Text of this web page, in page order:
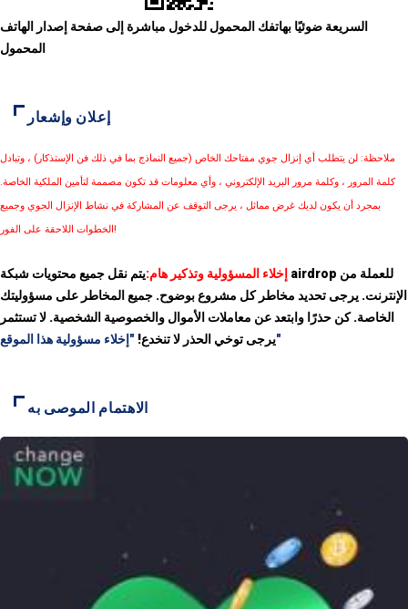
السريعة ضوئيًا بهاتفك المحمول للدخول مباشرة إلى صفحة إصدار الهاتف
المحمول
إعلان وإشعار
ملاحظة: لن يتطلب أي إنزال جوي مفتاحك الخاص (جميع النماذج بما في ذلك فن الإستذكار) ، وتبادل
كلمة المرور ، وكلمة مرور البريد الإلكتروني ، وأي معلومات قد تكون مصممة لتأمين الملكية الخاصة.
بمجرد أن يكون لديك غرض مماثل ، يرجى التوقف عن المشاركة في نشاط الإنزال الجوي وجميع
الخطوات اللاحقة على الفور!
إخلاء المسؤولية وتذكير هام:يتم نقل جميع محتويات شبكة airdrop للعملة من
الإنترنت. يرجى تحديد مخاطر كل مشروع بوضوح. جميع المخاطر على مسؤوليتك
الخاصة. كن حذرًا وابتعد عن معاملات الأموال والخصوصية الشخصية. لا تستثمر
يرجى توخي الحذر لا تنخدع!"إخلاء مسؤولية هذا الموقع"
الاهتمام الموصى به